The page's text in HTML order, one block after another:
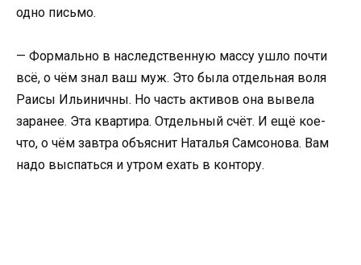
одно письмо.
— Формально в наследственную массу ушло почти
всё, о чём знал ваш муж. Это была отдельная воля
Раисы Ильиничны. Но часть активов она вывела
заранее. Эта квартира. Отдельный счёт. И ещё кое-
что, о чём завтра объяснит Наталья Самсонова. Вам
надо выспаться и утром ехать в контору.